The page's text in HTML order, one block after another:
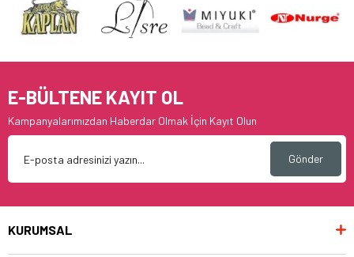
E-BÜLTENE KAYIT OL
Kampanyalarımızdan Haberdar Olmak İçin Kayıt Olun
Gönder
KURUMSAL